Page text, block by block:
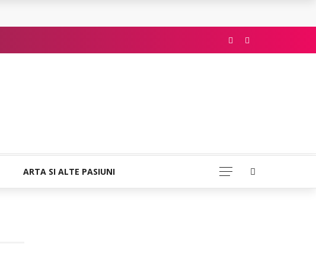
ARTA SI ALTE PASIUNI